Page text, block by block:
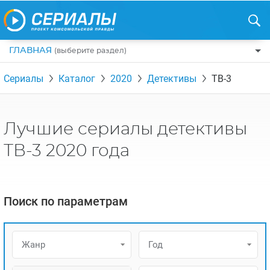
ГЛАВНАЯ (выберите раздел)
ПО ЖАНРАМ
КОМЕДИИ
УЖАСЫ
ФЭНТЕЗИ
ДЕТЕКТИВЫ
КРИМИНАЛ
ТУРЦИЯ
КАНАДА
РЕЦЕНЗИИ
НА ВЫХОДНЫЕ
АЗИАТСКИЕ СЕРИАЛЫ
ИНТЕРВЬЮ
Сериалы Каталог 2020 Детективы ТВ-3
Лучшие сериалы детективы
ТВ-3 2020 года
Поиск по параметрам
Жанр Год